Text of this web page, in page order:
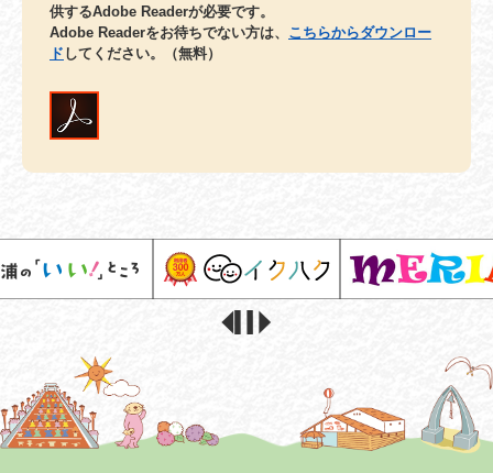
供するAdobe Readerが必要です。
Adobe Readerをお待ちでない方は、 こちらからダウンロー
ド してください。（無料）